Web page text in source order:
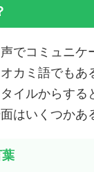
でコミュニケ
カミ語でもあ
イルからする
はいくつかあ